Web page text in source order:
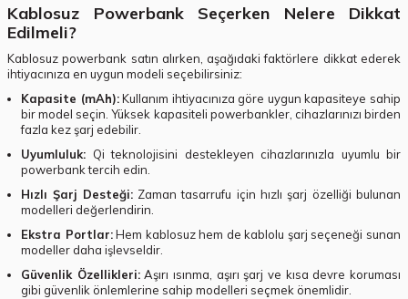
Kablosuz Powerbank Seçerken Nelere Dikkat
Edilmeli?
Kablosuz powerbank satın alırken, aşağıdaki faktörlere dikkat ederek
ihtiyacınıza en uygun modeli seçebilirsiniz:
Kapasite (mAh):Kullanım ihtiyacınıza göre uygun kapasiteye sahip
bir model seçin. Yüksek kapasiteli powerbankler, cihazlarınızı birden
fazla kez şarj edebilir.
Uyumluluk: Qi teknolojisini destekleyen cihazlarınızla uyumlu bir
powerbank tercih edin.
Hızlı Şarj Desteği:Zaman tasarrufu için hızlı şarj özelliği bulunan
modelleri değerlendirin.
Ekstra Portlar:Hem kablosuz hem de kablolu şarj seçeneği sunan
modeller daha işlevseldir.
Güvenlik Özellikleri:Aşırı ısınma, aşırı şarj ve kısa devre koruması
gibi güvenlik önlemlerine sahip modelleri seçmek önemlidir.